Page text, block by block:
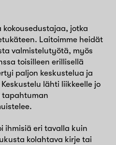
kokousedustajaa, jotka
Laitoimme heidät
valmistelutyötä, myös
toisilleen erillisellä
paljon keskustelua ja
lähti liikkeelle jo
tapahtuman
ihmisiä eri tavalla kuin
kolahtava kirje tai